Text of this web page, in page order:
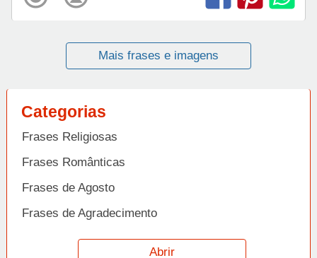
Mais frases e imagens
Categorias
Frases Religiosas
Frases Românticas
Frases de Agosto
Frases de Agradecimento
Frases de Amizade
Abrir